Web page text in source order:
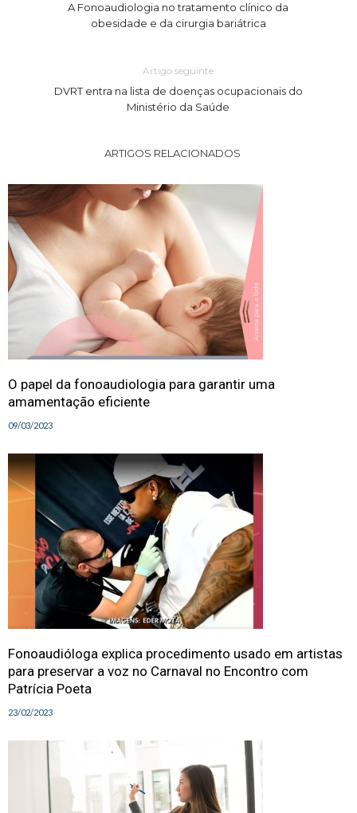
A Fonoaudiologia no tratamento clínico da
obesidade e da cirurgia bariátrica
Artigo seguinte
DVRT entra na lista de doenças ocupacionais do
Ministério da Saúde
ARTIGOS RELACIONADOS
O papel da fonoaudiologia para garantir uma
amamentação eficiente
09/03/2023
Fonoaudióloga explica procedimento usado em artistas
para preservar a voz no Carnaval no Encontro com
Patrícia Poeta
23/02/2023